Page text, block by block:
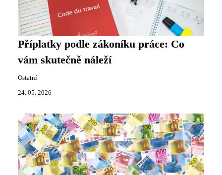
Příplatky podle zákoníku práce: Co
vám skutečně náleží
Ostatní
24. 05. 2026